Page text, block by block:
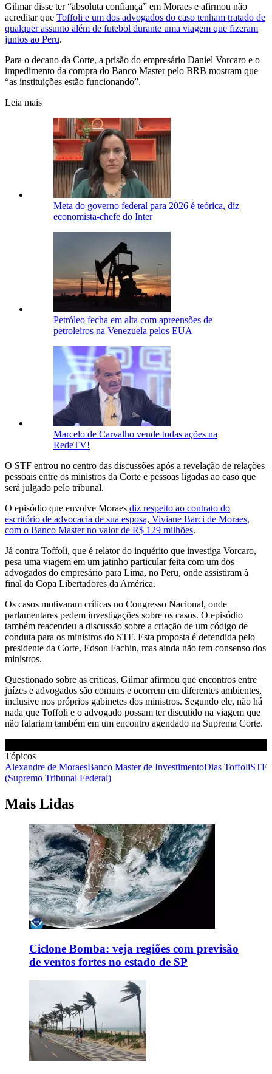
Gilmar disse ter “absoluta confiança” em Moraes e afirmou não
acreditar que Toffoli e um dos advogados do caso tenham tratado de
qualquer assunto além de futebol durante uma viagem que fizeram
juntos ao Peru.
Para o decano da Corte, a prisão do empresário Daniel Vorcaro e o
impedimento da compra do Banco Master pelo BRB mostram que
“as instituições estão funcionando”.
Leia mais
Meta do governo federal para 2026 é teórica, diz
economista-chefe do Inter
Petróleo fecha em alta com apreensões de
petroleiros na Venezuela pelos EUA
Marcelo de Carvalho vende todas ações na
RedeTV!
O STF entrou no centro das discussões após a revelação de relações
pessoais entre os ministros da Corte e pessoas ligadas ao caso que
será julgado pelo tribunal.
O episódio que envolve Moraes diz respeito ao contrato do
escritório de advocacia de sua esposa, Viviane Barci de Moraes,
com o Banco Master no valor de R$ 129 milhões.
Já contra Toffoli, que é relator do inquérito que investiga Vorcaro,
pesa uma viagem em um jatinho particular feita com um dos
advogados do empresário para Lima, no Peru, onde assistiram à
final da Copa Libertadores da América.
Os casos motivaram críticas no Congresso Nacional, onde
parlamentares pedem investigações sobre os casos. O episódio
também reacendeu a discussão sobre a criação de um código de
conduta para os ministros do STF. Esta proposta é defendida pelo
presidente da Corte, Edson Fachin, mas ainda não tem consenso dos
ministros.
Questionado sobre as críticas, Gilmar afirmou que encontros entre
juízes e advogados são comuns e ocorrem em diferentes ambientes,
inclusive nos próprios gabinetes dos ministros. Segundo ele, não há
nada que Toffoli e o advogado possam ter discutido na viagem que
não falariam também em um encontro agendado na Suprema Corte.
Tópicos
Alexandre de MoraesBanco Master de InvestimentoDias ToffoliSTF
(Supremo Tribunal Federal)
Mais Lidas
Ciclone Bomba: veja regiões com previsão
de ventos fortes no estado de SP